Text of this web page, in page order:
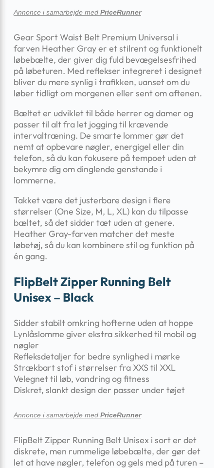
Annonce i samarbejde med PriceRunner
Gear Sport Waist Belt Premium Universal i
farven Heather Gray er et stilrent og funktionelt
løbebælte, der giver dig fuld bevægelsesfrihed
på løbeturen. Med reflekser integreret i designet
bliver du mere synlig i trafikken, uanset om du
løber tidligt om morgenen eller sent om aftenen.
Bæltet er udviklet til både herrer og damer og
passer til alt fra let jogging til krævende
intervaltræning. De smarte lommer gør det
nemt at opbevare nøgler, energigel eller din
telefon, så du kan fokusere på tempoet uden at
bekymre dig om dinglende genstande i
lommerne.
Takket være det justerbare design i flere
størrelser (One Size, M, L, XL) kan du tilpasse
bæltet, så det sidder tæt uden at genere.
Heather Gray-farven matcher det meste
løbetøj, så du kan kombinere stil og funktion på
én gang.
FlipBelt Zipper Running Belt
Unisex – Black
Sidder stabilt omkring hofterne uden at hoppe
Lynlåslomme giver ekstra sikkerhed til mobil og
nøgler
Refleksdetaljer for bedre synlighed i mørke
Strækbart stof i størrelser fra XXS til XXL
Velegnet til løb, vandring og fitness
Diskret, slankt design der passer under tøjet
Annonce i samarbejde med PriceRunner
FlipBelt Zipper Running Belt Unisex i sort er det
diskrete, men rummelige løbebælte, der gør det
let at have nøgler, telefon og gels med på turen –